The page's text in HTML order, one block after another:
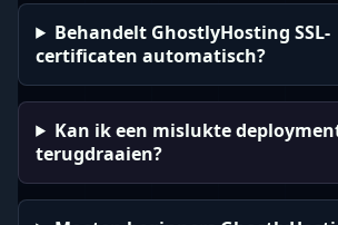
Behandelt GhostlyHosting SSL-
certificaten automatisch?
Kan ik een mislukte
terugdraaien?